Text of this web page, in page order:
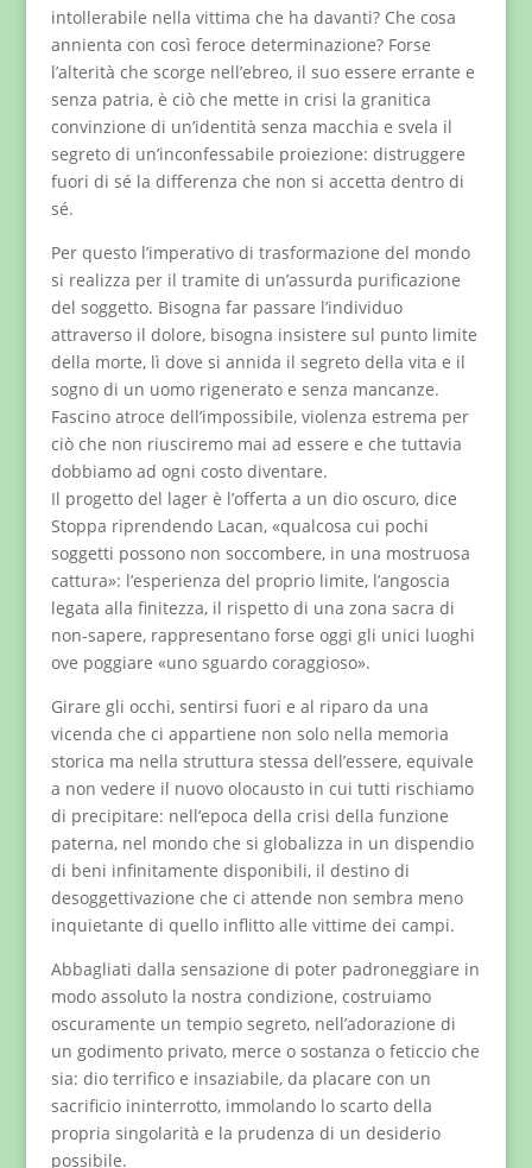
intollerabile nella vittima che ha davanti? Che cosa
annienta con così feroce determinazione? Forse
l’alterità che scorge nell’ebreo, il suo essere errante e
senza patria, è ciò che mette in crisi la granitica
convinzione di un’identità senza macchia e svela il
segreto di un’inconfessabile proiezione: distruggere
fuori di sé la differenza che non si accetta dentro di
sé.
Per questo l’imperativo di trasformazione del mondo
si realizza per il tramite di un’assurda purificazione
del soggetto. Bisogna far passare l’individuo
attraverso il dolore, bisogna insistere sul punto limite
della morte, lì dove si annida il segreto della vita e il
sogno di un uomo rigenerato e senza mancanze.
Fascino atroce dell’impossibile, violenza estrema per
ciò che non riusciremo mai ad essere e che tuttavia
dobbiamo ad ogni costo diventare.
Il progetto del lager è l’offerta a un dio oscuro, dice
Stoppa riprendendo Lacan, «qualcosa cui pochi
soggetti possono non soccombere, in una mostruosa
cattura»: l’esperienza del proprio limite, l’angoscia
legata alla finitezza, il rispetto di una zona sacra di
non-sapere, rappresentano forse oggi gli unici luoghi
ove poggiare «uno sguardo coraggioso».
Girare gli occhi, sentirsi fuori e al riparo da una
vicenda che ci appartiene non solo nella memoria
storica ma nella struttura stessa dell’essere, equivale
a non vedere il nuovo olocausto in cui tutti rischiamo
di precipitare: nell’epoca della crisi della funzione
paterna, nel mondo che si globalizza in un dispendio
di beni infinitamente disponibili, il destino di
desoggettivazione che ci attende non sembra meno
inquietante di quello inflitto alle vittime dei campi.
Abbagliati dalla sensazione di poter padroneggiare in
modo assoluto la nostra condizione, costruiamo
oscuramente un tempio segreto, nell’adorazione di
un godimento privato, merce o sostanza o feticcio che
sia: dio terrifico e insaziabile, da placare con un
sacrificio ininterrotto, immolando lo scarto della
propria singolarità e la prudenza di un desiderio
possibile.